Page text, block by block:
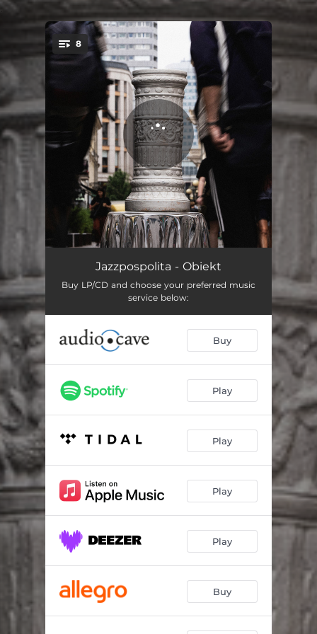
You're all set!
8
Taki upał, a ten siedzi w rękawiczkach 06:36
Dorēyin 07:52
Róż obojętny
Eter 05:53
O obrotach ciał liliowych 02:35
Jazzpospolita - Obiekt
Buy LP/CD and choose your preferred music
service below:
Buy
Play
Play
Play
Play
Buy
.